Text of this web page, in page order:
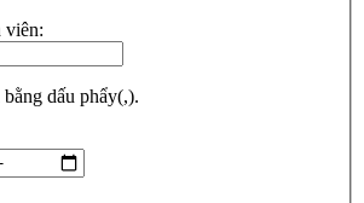
viên:
dấu phẩy(,).